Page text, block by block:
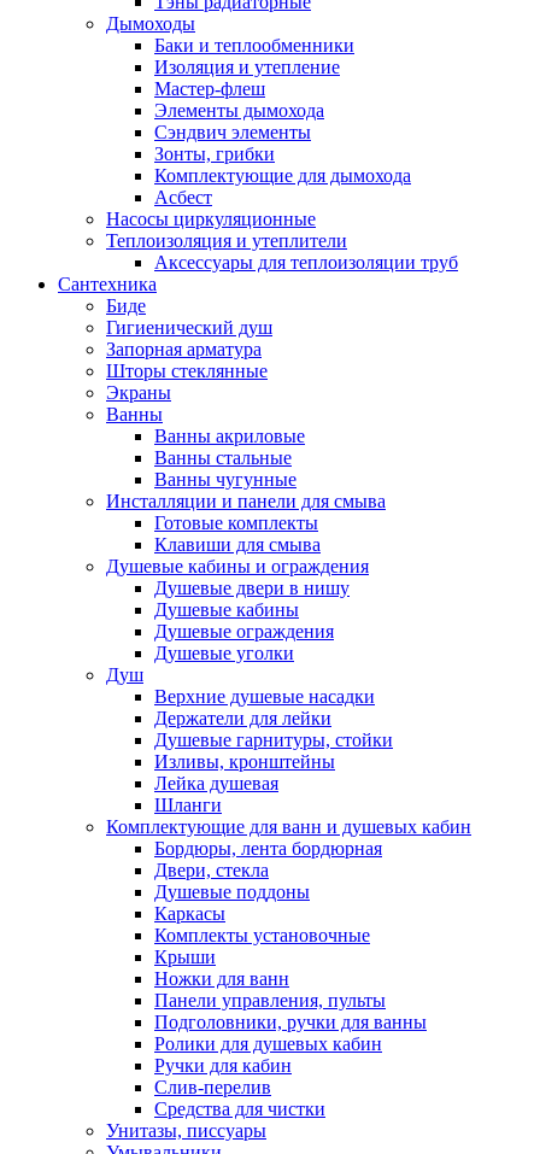
Дымоходы
Баки и теплообменники
Изоляция и утепление
Мастер-флеш
Элементы дымохода
Сэндвич элементы
Зонты, грибки
Комплектующие для дымохода
Асбест
Насосы циркуляционные
Теплоизоляция и утеплители
Аксессуары для теплоизоляции труб
Сантехника
Биде
Гигиенический душ
Запорная арматура
Шторы стеклянные
Экраны
Ванны
Ванны акриловые
Ванны стальные
Ванны чугунные
Инсталляции и панели для смыва
Готовые комплекты
Клавиши для смыва
Душевые кабины и ограждения
Душевые двери в нишу
Душевые кабины
Душевые ограждения
Душевые уголки
Душ
Верхние душевые насадки
Держатели для лейки
Душевые гарнитуры, стойки
Изливы, кронштейны
Лейка душевая
Шланги
Комплектующие для ванн и душевых кабин
Бордюры, лента бордюрная
Двери, стекла
Душевые поддоны
Каркасы
Комплекты установочные
Крыши
Ножки для ванн
Панели управления, пульты
Подголовники, ручки для ванны
Ролики для душевых кабин
Ручки для кабин
Слив-перелив
Средства для чистки
Унитазы, писсуары